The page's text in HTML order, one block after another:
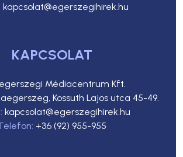
kapcsolat@egerszegihirek.hu
KAPCSOLAT
Médiacentrum Kft.
Kossuth Lajos utca 45-49.
kapcsolat@egerszegihirek.hu
+36 (92) 955-955